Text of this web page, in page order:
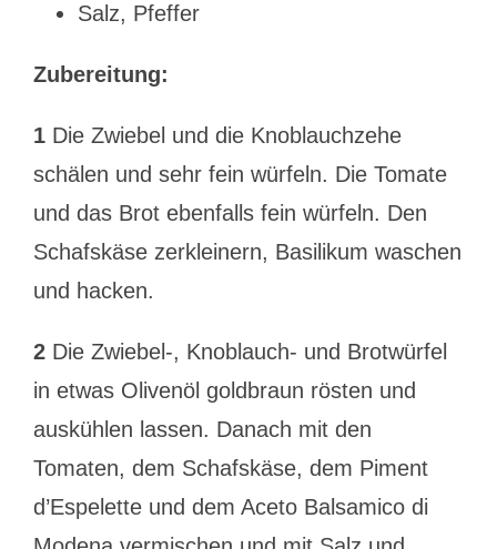
Salz, Pfeffer
Zubereitung:
1Die Zwiebel und die Knoblauchzehe
schälen und sehr fein würfeln. Die Tomate
und das Brot ebenfalls fein würfeln. Den
Schafskäse zerkleinern, Basilikum waschen
und hacken.
2Die Zwiebel-, Knoblauch- und Brotwürfel
in etwas Olivenöl goldbraun rösten und
auskühlen lassen. Danach mit den
Tomaten, dem Schafskäse, dem Piment
d’Espelette und dem Aceto Balsamico di